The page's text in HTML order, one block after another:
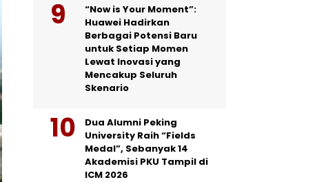
“Now is Your Moment”:
Huawei Hadirkan
Berbagai Potensi Baru
untuk Setiap Momen
Lewat Inovasi yang
Mencakup Seluruh
Skenario
Dua Alumni Peking
University Raih “Fields
Medal”, Sebanyak 14
Akademisi PKU Tampil di
ICM 2026